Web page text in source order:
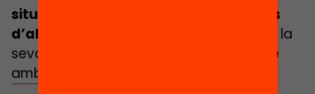
situació des de la seva capacitat, des
d’allà on se sent més còmode
, des de la
seva manera d’entendre i relacionar-se
amb el món que l’envolta.